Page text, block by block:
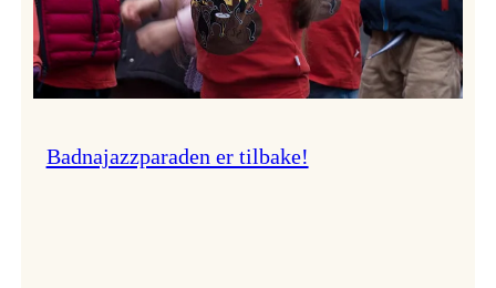
Badnajazzparaden er tilbake!